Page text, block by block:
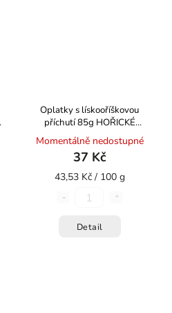
Oplatky s lískooříškovou
příchutí 85g HOŘICKÉ
TRUBIČKY
Momentálně nedostupné
37 Kč
43,53 Kč / 100 g
Detail